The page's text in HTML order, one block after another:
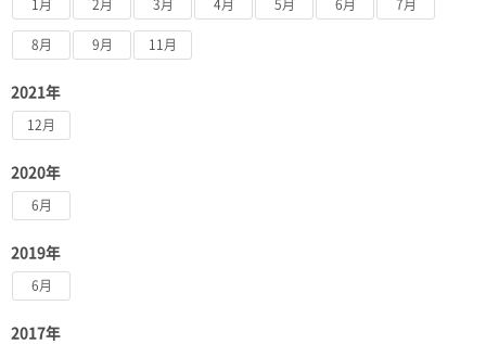
1月 2月 3月 4月 5月 6月 7月
8月 9月 11月
2021年
12月
2020年
6月
2019年
6月
2017年